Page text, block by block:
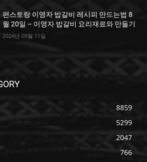
편스토랑 이영자 밥갈비 레시피 만드는법 8
월 20일 – 이영자 밥갈비 요리재료와 만들기
2024년 09월 11일
8859
5299
2047
766